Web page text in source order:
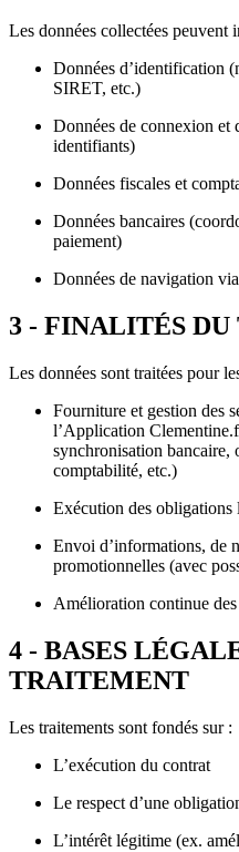
Les données collectées peuvent
Données d’identification
SIRET, etc.)
Données de connexion et
identifiants)
Données fiscales et
Données bancaires
paiement)
Données de navigation
3 - FINALITÉS
Les données sont traitées pour
Fourniture et gestion des
l’Application
synchronisation bancaire,
comptabilité, etc.)
Exécution des obligations
Envoi d’informations, de
promotionnelles (avec
Amélioration continue
4 - BASES
TRAITEMENT
Les traitements sont fondés sur :
L’exécution du contrat
Le respect d’une
L’intérêt légitime (ex.